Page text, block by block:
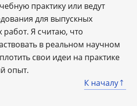
практику или ведут
для выпускных
Я считаю, что
в реальном научном
свои идеи на практике
опыт.
К началу